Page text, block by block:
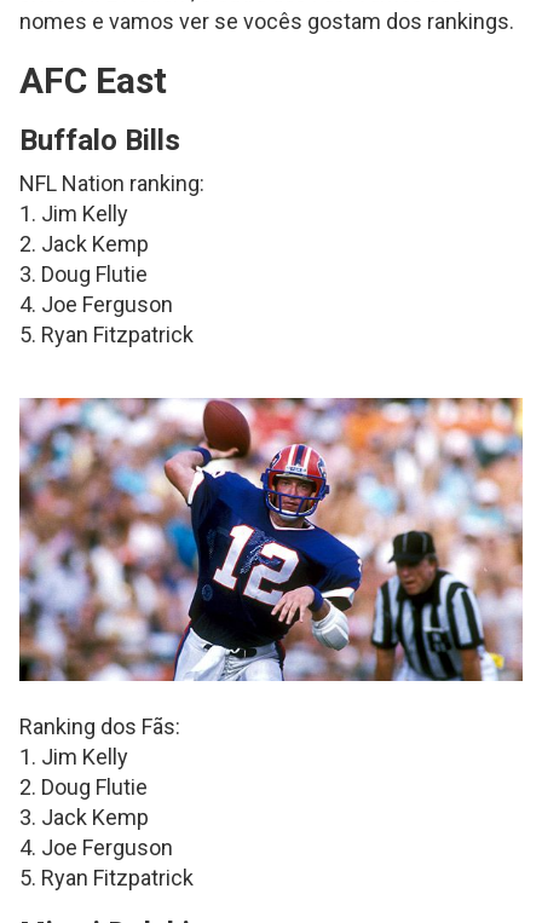
nomes e vamos ver se vocês gostam dos rankings.
AFC East
Buffalo Bills
NFL Nation ranking:
1. Jim Kelly
2. Jack Kemp
3. Doug Flutie
4. Joe Ferguson
5. Ryan Fitzpatrick
Ranking dos Fãs:
1. Jim Kelly
2. Doug Flutie
3. Jack Kemp
4. Joe Ferguson
5. Ryan Fitzpatrick